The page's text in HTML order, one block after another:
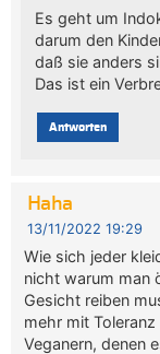
Es geht um
darum den
daß sie anders
Das ist ein
Antworten
Haha
13/11/2022 19:29
Wie sich jeder
nicht warum man
Gesicht reiben
mehr mit
Veganern, denen